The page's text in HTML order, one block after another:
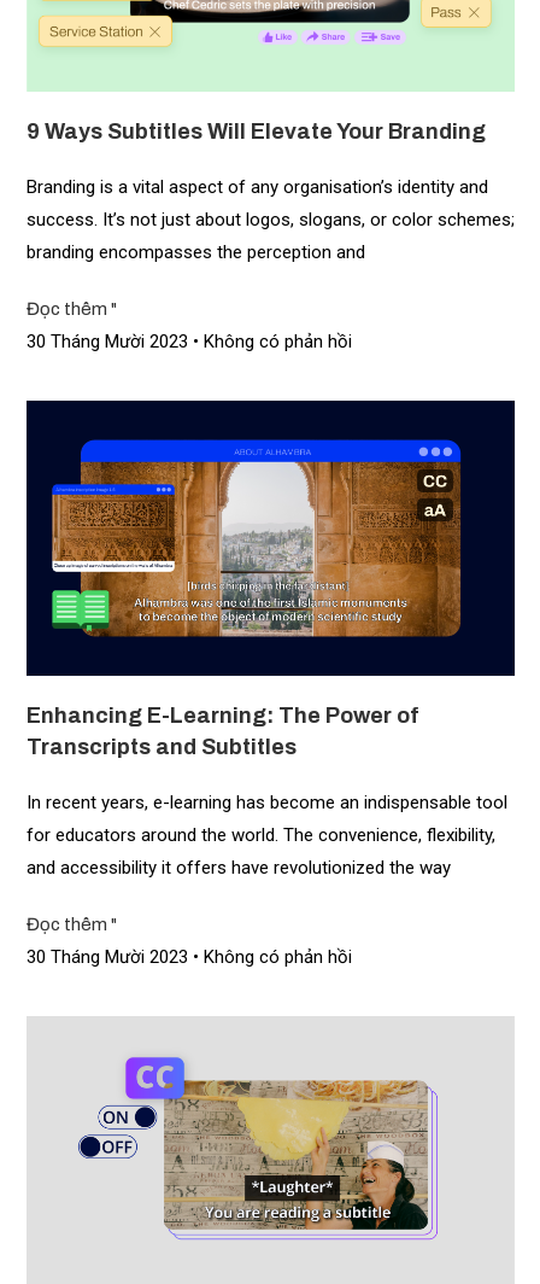
9 Ways Subtitles Will Elevate Your Branding
Branding is a vital aspect of any organisation’s identity and
success. It’s not just about logos, slogans, or color schemes;
branding encompasses the perception and
Đọc thêm "
30 Tháng Mười 2023 Không có phản hồi
Enhancing E-Learning: The Power of
Transcripts and Subtitles
In recent years, e-learning has become an indispensable tool
for educators around the world. The convenience, flexibility,
and accessibility it offers have revolutionized the way
Đọc thêm "
30 Tháng Mười 2023 Không có phản hồi